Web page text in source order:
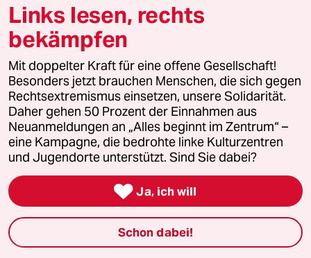
Le Monde diplomatique
taz Archiv
Mehr taz Angebote
Kantine
Shop
Links lesen, rechts
bekämpfen
Mit doppelter Kraft für eine offene Gesellschaft!
Besonders jetzt brauchen Menschen, die sich gegen
Rechtsextremismus einsetzen, unsere Solidarität.
Daher gehen 50 Prozent der Einnahmen aus
Neuanmeldungen an „Alles beginnt im Zentrum“ –
eine Kampagne, die bedrohte linke Kulturzentren
und Jugendorte unterstützt. Sind Sie dabei?
 Ja, ich will
Schon dabei!